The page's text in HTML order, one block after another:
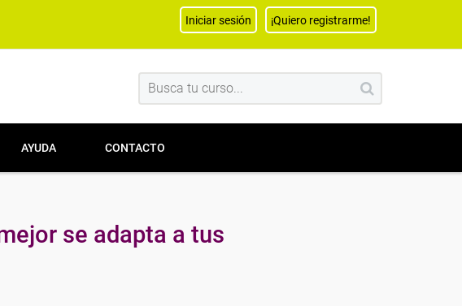
Iniciar sesión ¡Quiero registrarme!
AYUDA CONTACTO
se adapta a tus